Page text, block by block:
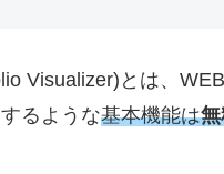
Visualizer)とは、
るような基本機能は